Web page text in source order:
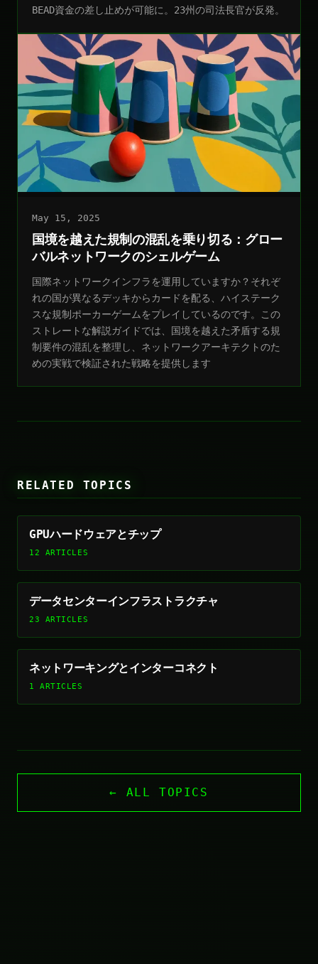
BEAD資金の差し止めが可能に。23州の司法長官が反発。
May 15, 2025
国境を越えた規制の混乱を乗り切る：グロー
バルネットワークのシェルゲーム
国際ネットワークインフラを運用していますか？それぞ
れの国が異なるデッキからカードを配る、ハイステーク
スな規制ポーカーゲームをプレイしているのです。この
ストレートな解説ガイドでは、国境を越えた矛盾する規
制要件の混乱を整理し、ネットワークアーキテクトのた
めの実戦で検証された戦略を提供します
RELATED TOPICS
GPUハードウェアとチップ
12 ARTICLES
データセンターインフラストラクチャ
23 ARTICLES
ネットワーキングとインターコネクト
1 ARTICLES
← ALL TOPICS